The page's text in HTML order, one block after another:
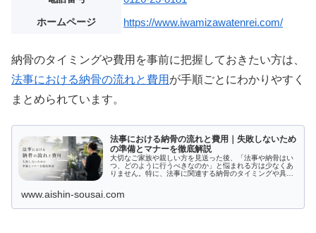
ホームページ https://www.iwamizawatenrei.com/
納骨のタイミングや費用を事前に把握しておきたい方は、
法事における納骨の流れと費用 が手順ごとにわかりやすく
まとめられています。
法事における納骨の流れと費用｜失敗しないため
の準備とマナーを徹底解説
大切なご家族や親しい方を見送った後、「法事や納骨はい
つ、どのように行うべきなのか」と悩まれる方は少なくあ
りません。特に、法事に関連する納骨のタイミングや具体
www.aishin-sousai.com